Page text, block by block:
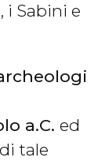
i Sabini e
a.C. ed
tale